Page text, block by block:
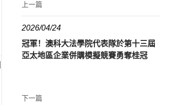
上一篇
2026/04/24
冠軍！澳科大法學院代表隊於第十三屆
亞太地區企業併購模擬競賽勇奪桂冠
下一篇